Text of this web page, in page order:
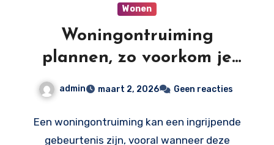
Wonen
Woningontruiming
plannen, zo voorkom je
admin maart 2, 2026 Geen reacties
Een woningontruiming kan een ingrijpende
gebeurtenis zijn, vooral wanneer deze